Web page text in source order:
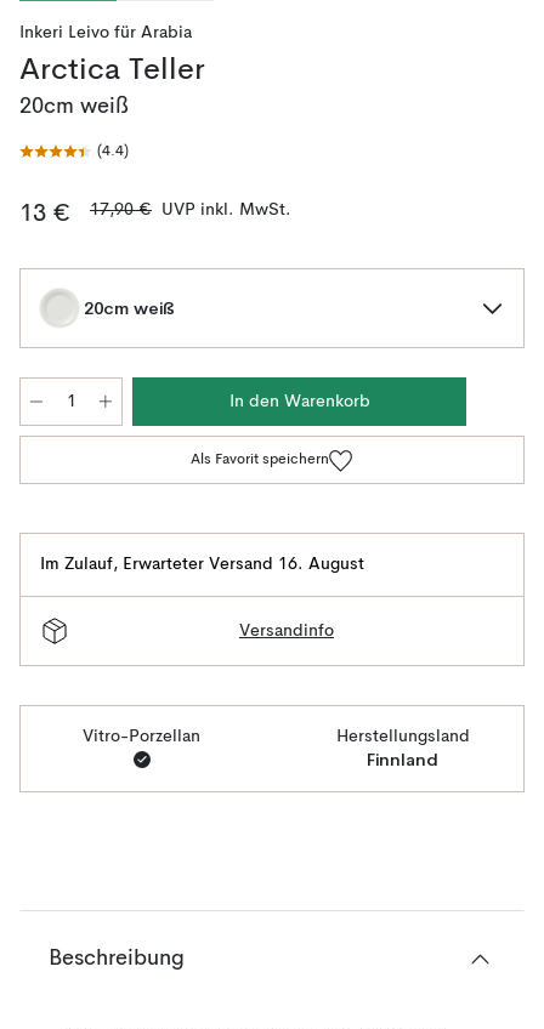
Inkeri Leivo für Arabia
Arctica Teller
20cm weiß
(4.4)
13 € 17,90 € UVP inkl. MwSt.
20cm weiß
In den Warenkorb
Als Favorit speichern
Im Zulauf, Erwarteter Versand 16. August
Versandinfo
Vitro-Porzellan Herstellungsland
Finnland
Beschreibung